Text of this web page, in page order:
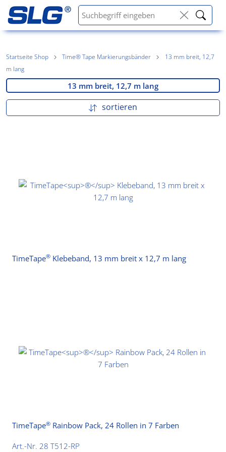
Startseite Shop Time® Tape Markierungsbänder
13 mm breit, 12,7
m lang
13 mm breit, 12,7 m lang
sortieren
TimeTape® Klebeband, 13 mm breit x 12,7 m lang
TimeTape® Rainbow Pack, 24 Rollen in 7 Farben
Art.-Nr. 28 T512-RP